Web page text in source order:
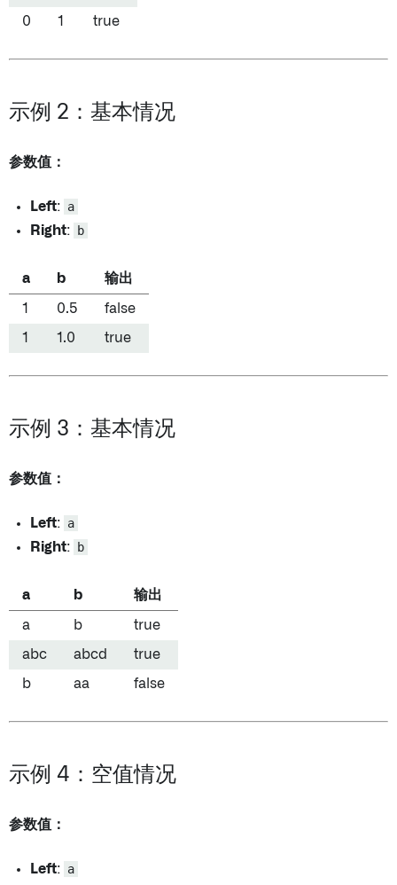
0 1 true
示例 2：基本情况
参数值：
Left: a
Right: b
a b 输出
1 0.5 false
1 1.0 true
示例 3：基本情况
参数值：
Left: a
Right: b
a b 输出
a b true
abc abcd true
b aa false
示例 4：空值情况
参数值：
Left: a